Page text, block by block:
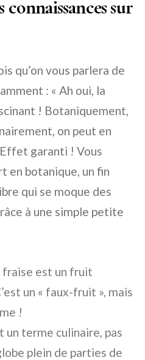
connaissances sur
qu’on vous parlera de
: « Ah oui, la
! Botaniquement,
on peut en
garanti ! Vous
en botanique, un fin
qui se moque des
à une simple petite
fraise est un fruit
un « faux-fruit », mais
!
un terme culinaire, pas
plein de parties de